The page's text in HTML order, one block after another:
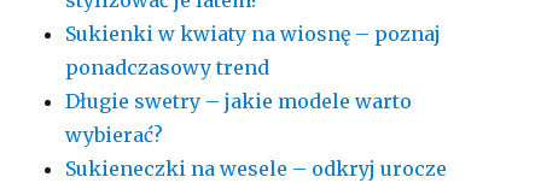
Sukienki w kwiaty na wiosnę – poznaj
ponadczasowy trend
Długie swetry – jakie modele warto
wybierać?
Sukieneczki na wesele – odkryj urocze